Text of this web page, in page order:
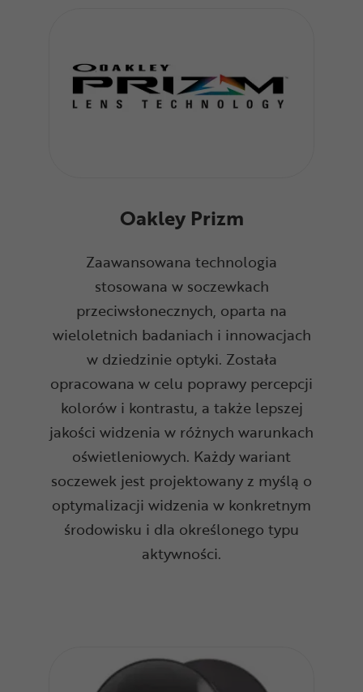
Oakley Prizm
Zaawansowana technologia
stosowana w soczewkach
przeciwsłonecznych, oparta na
wieloletnich badaniach i innowacjach
w dziedzinie optyki. Została
opracowana w celu poprawy percepcji
kolorów i kontrastu, a także lepszej
jakości widzenia w różnych warunkach
oświetleniowych. Każdy wariant
soczewek jest projektowany z myślą o
optymalizacji widzenia w konkretnym
środowisku i dla określonego typu
aktywności.